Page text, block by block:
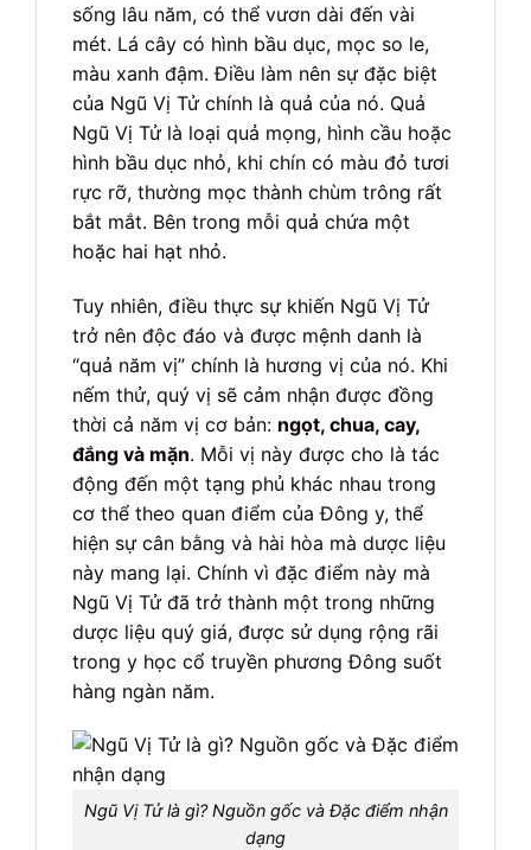
sống lâu năm, có thể vươn dài đến vài
mét. Lá cây có hình bầu dục, mọc so le,
màu xanh đậm. Điều làm nên sự đặc biệt
của Ngũ Vị Tử chính là quả của nó. Quả
Ngũ Vị Tử là loại quả mọng, hình cầu hoặc
hình bầu dục nhỏ, khi chín có màu đỏ tươi
rực rỡ, thường mọc thành chùm trông rất
bắt mắt. Bên trong mỗi quả chứa một
hoặc hai hạt nhỏ.
Tuy nhiên, điều thực sự khiến Ngũ Vị Tử
trở nên độc đáo và được mệnh danh là
“quả năm vị” chính là hương vị của nó. Khi
nếm thử, quý vị sẽ cảm nhận được đồng
thời cả năm vị cơ bản: ngọt, chua, cay,
đắng và mặn. Mỗi vị này được cho là tác
động đến một tạng phủ khác nhau trong
cơ thể theo quan điểm của Đông y, thể
hiện sự cân bằng và hài hòa mà dược liệu
này mang lại. Chính vì đặc điểm này mà
Ngũ Vị Tử đã trở thành một trong những
dược liệu quý giá, được sử dụng rộng rãi
trong y học cổ truyền phương Đông suốt
hàng ngàn năm.
Ngũ Vị Tử là gì? Nguồn gốc và Đặc điểm nhận
dạng